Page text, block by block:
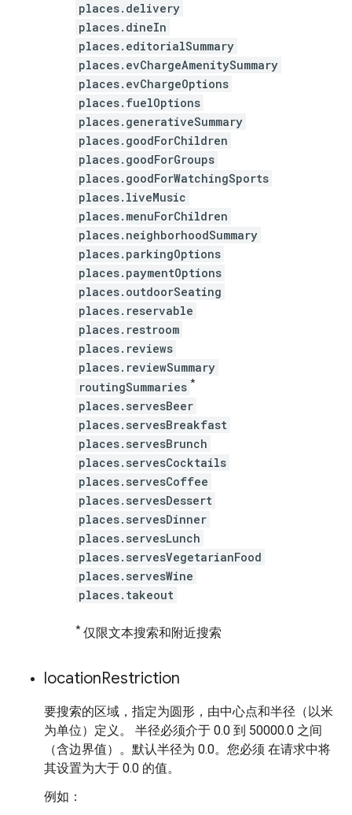
places.delivery
places.dineIn
places.editorialSummary
places.evChargeAmenitySummary
places.evChargeOptions
places.fuelOptions
places.generativeSummary
places.goodForChildren
places.goodForGroups
places.goodForWatchingSports
places.liveMusic
places.menuForChildren
places.neighborhoodSummary
places.parkingOptions
places.paymentOptions
places.outdoorSeating
places.reservable
places.restroom
places.reviews
places.reviewSummary
routingSummaries *
places.servesBeer
places.servesBreakfast
places.servesBrunch
places.servesCocktails
places.servesCoffee
places.servesDessert
places.servesDinner
places.servesLunch
places.servesVegetarianFood
places.servesWine
places.takeout
* 仅限文本搜索和附近搜索
locationRestriction
要搜索的区域，指定为圆形，由中心点和半径（以米
为单位）定义。 半径必须介于 0.0 到 50000.0 之间
（含边界值）。默认半径为 0.0。您必须 在请求中将
其设置为大于 0.0 的值。
例如：